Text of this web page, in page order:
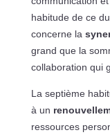
habitude de ce
concerne la
grand que la
collaboration qui
La septième
à un
ressources